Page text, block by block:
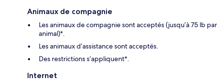
Animaux de compagnie
Les animaux de compagnie sont acceptés (jusqu’à 75 lb par
animal)*.
Les animaux d’assistance sont acceptés.
Des restrictions s’appliquent*.
Internet